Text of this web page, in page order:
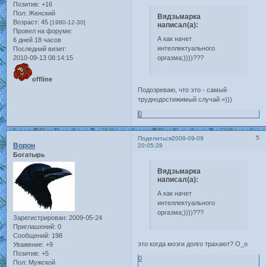
Позитив: +16
Пол: Женский
Возраст: 45 [1980-12-30]
Провел на форуме:
6 дней 18 часов
Последний визит:
2010-09-13 08:14:15
offline
Вядзьмарка
написал(а):
А как начет
интеллектуального
оргазма;))))???
Подозреваю, что это - самый
труднодостижимый случай =)))
0
Поделиться 5
2009-09-09
20:05:28
Ворон
Богатырь
Зарегистрирован: 2009-05-24
Приглашений: 0
Сообщений: 198
Уважение: +9
Позитив: +5
Пол: Мужской
Вядзьмарка
написал(а):
А как начет
интеллектуального
оргазма;))))???
это когда мозги долго трахают? О_о
0